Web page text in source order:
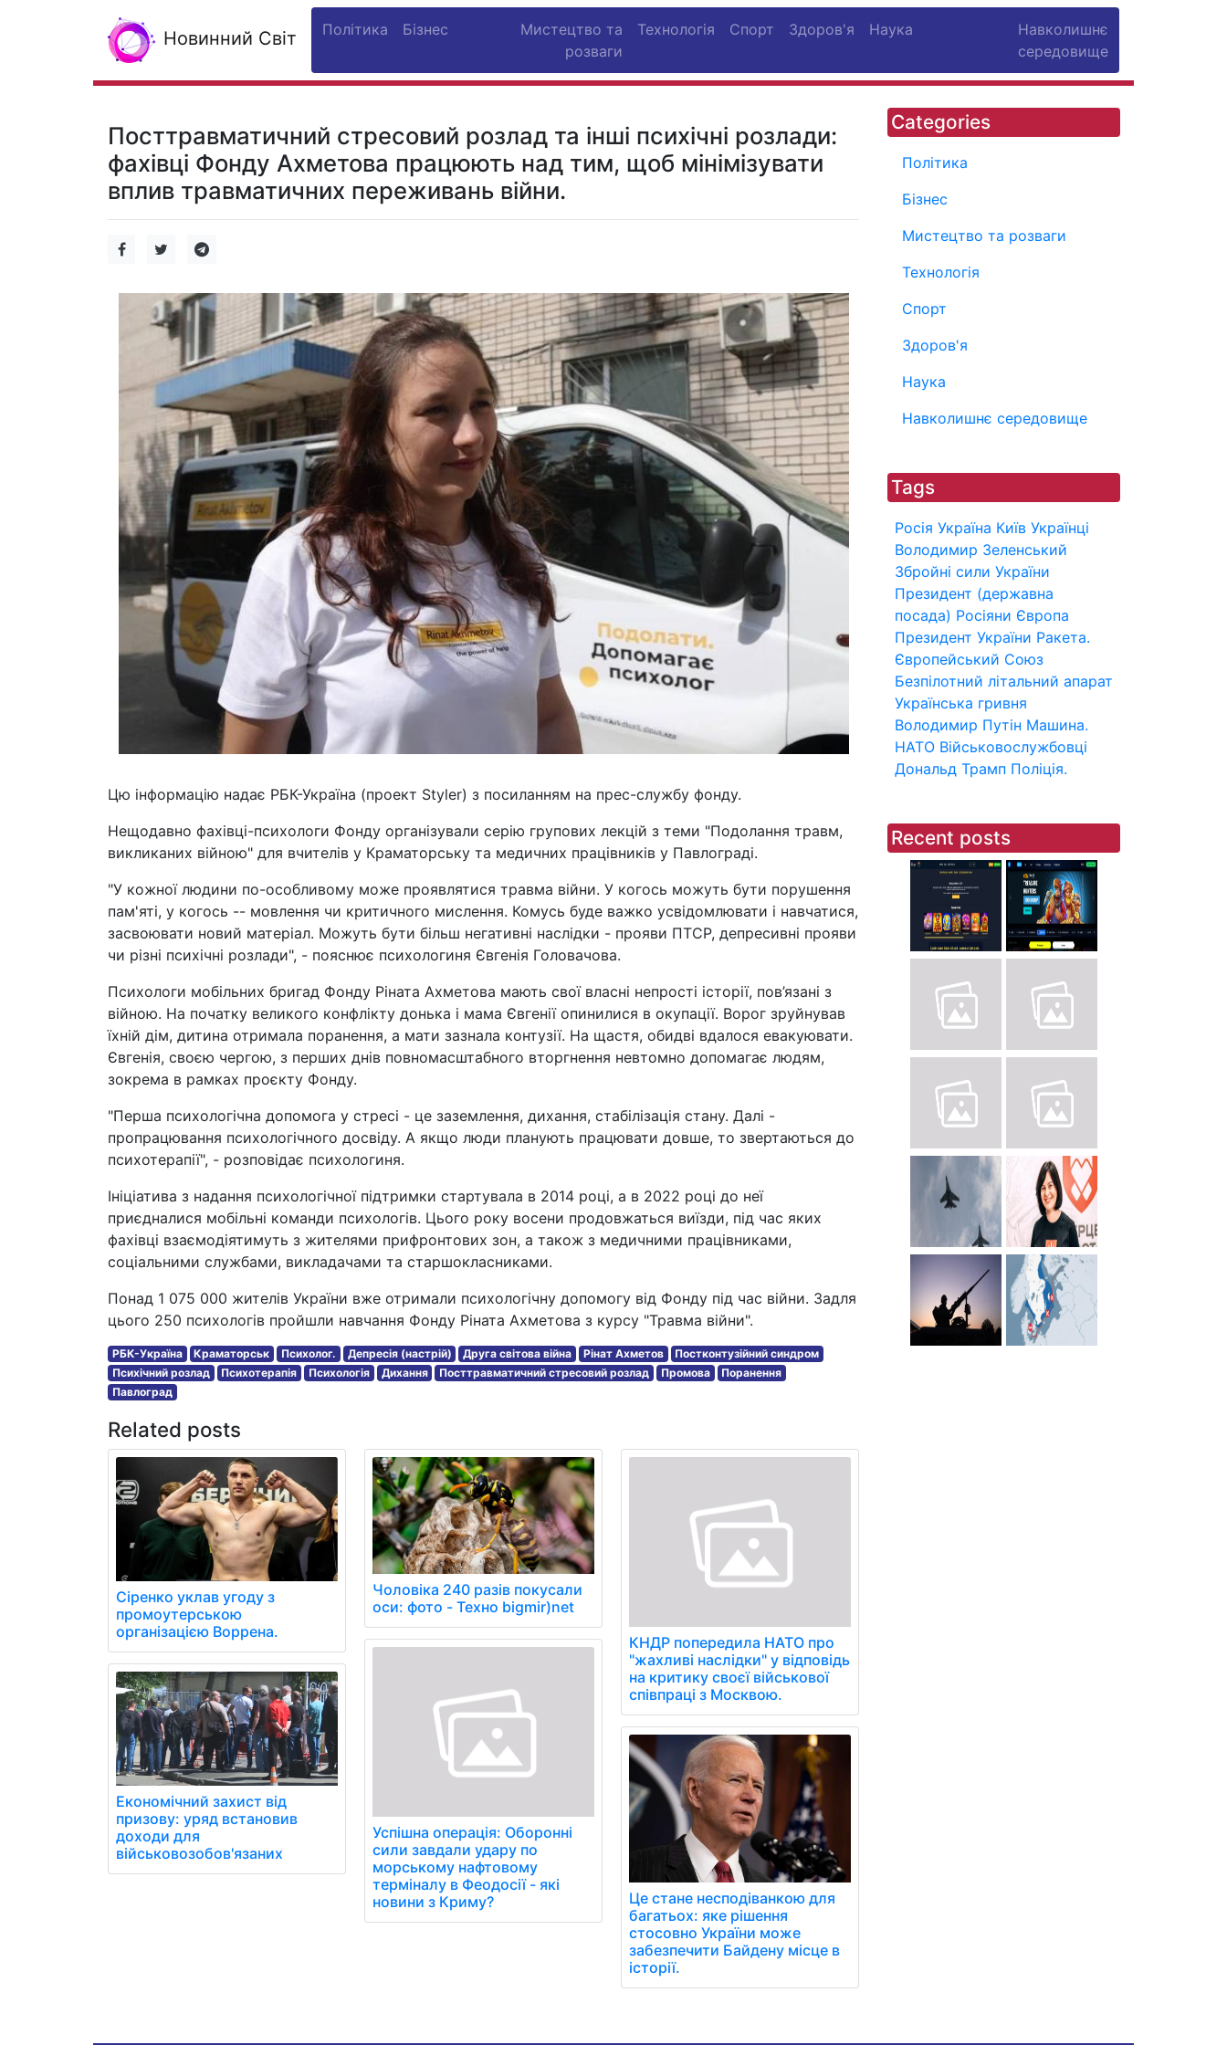
Новинний Світ Політика Бізнес
Мистецтво та
розваги
Технологія Спорт Здоров'я Наука
Навколишнє
середовище
Посттравматичний стресовий розлад та інші психічні розлади:
фахівці Фонду Ахметова працюють над тим, щоб мінімізувати
вплив травматичних переживань війни.
Цю інформацію надає РБК-Україна (проект Styler) з посиланням на прес-службу фонду.
Нещодавно фахівці-психологи Фонду організували серію групових лекцій з теми "Подолання травм,
викликаних війною" для вчителів у Краматорську та медичних працівників у Павлограді.
"У кожної людини по-особливому може проявлятися травма війни. У когось можуть бути порушення
пам'яті, у когось -- мовлення чи критичного мислення. Комусь буде важко усвідомлювати і навчатися,
засвоювати новий матеріал. Можуть бути більш негативні наслідки - прояви ПТСР, депресивні прояви
чи різні психічні розлади", - пояснює психологиня Євгенія Головачова.
Психологи мобільних бригад Фонду Ріната Ахметова мають свої власні непрості історії, пов’язані з
війною. На початку великого конфлікту донька і мама Євгенії опинилися в окупації. Ворог зруйнував
їхній дім, дитина отримала поранення, а мати зазнала контузії. На щастя, обидві вдалося евакуювати.
Євгенія, своєю чергою, з перших днів повномасштабного вторгнення невтомно допомагає людям,
зокрема в рамках проєкту Фонду.
"Перша психологічна допомога у стресі - це заземлення, дихання, стабілізація стану. Далі -
пропрацювання психологічного досвіду. А якщо люди планують працювати довше, то звертаються до
психотерапії", - розповідає психологиня.
Ініціатива з надання психологічної підтримки стартувала в 2014 році, а в 2022 році до неї
приєдналися мобільні команди психологів. Цього року восени продовжаться виїзди, під час яких
фахівці взаємодіятимуть з жителями прифронтових зон, а також з медичними працівниками,
соціальними службами, викладачами та старшокласниками.
Понад 1 075 000 жителів України вже отримали психологічну допомогу від Фонду під час війни. Задля
цього 250 психологів пройшли навчання Фонду Ріната Ахметова з курсу "Травма війни".
РБК-Україна Краматорськ Психолог. Депресія (настрій) Друга світова війна Рінат Ахметов
Постконтузійний синдром
Психічний розлад
Психотерапія Психологія Дихання Посттравматичний стресовий розлад Промова
Поранення
Павлоград
Related posts
Сіренко уклав угоду з
промоутерською
організацією Воррена.
Економічний захист від
призову: уряд встановив
доходи для
військовозобов'язаних
Чоловіка 240 разів покусали
оси: фото - Техно bigmir)net
Успішна операція: Оборонні
сили завдали удару по
морському нафтовому
терміналу в Феодосії - які
новини з Криму?
КНДР попередила НАТО про
"жахливі наслідки" у відповідь
на критику своєї військової
співпраці з Москвою.
Це стане несподіванкою для
багатьох: яке рішення
стосовно України може
забезпечити Байдену місце в
історії.
Categories
Політика
Бізнес
Мистецтво та розваги
Технологія
Спорт
Здоров'я
Наука
Навколишнє середовище
Tags
Росія Україна Київ Українці
Володимир Зеленський
Збройні сили України
Президент (державна
посада) Росіяни Європа
Президент України Ракета.
Європейський Союз
Безпілотний літальний апарат
Українська гривня
Володимир Путін Машина.
НАТО Військовослужбовці
Дональд Трамп Поліція.
Recent posts